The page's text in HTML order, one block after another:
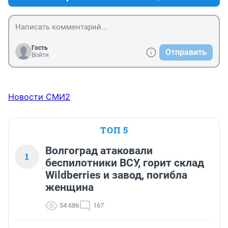
Гость
Войти
Отправить
Новости СМИ2
ТОП 5
1
Волгоград атаковали
беспилотники ВСУ, горит склад
Wildberries и завод, погибла
женщина
54 686 167